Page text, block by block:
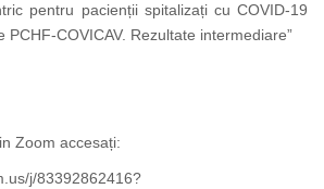
pentru pacienții spitalizați cu COVID-19
PCHF-COVICAV. Rezultate intermediare”
Zoom accesați:
j/83392862416?